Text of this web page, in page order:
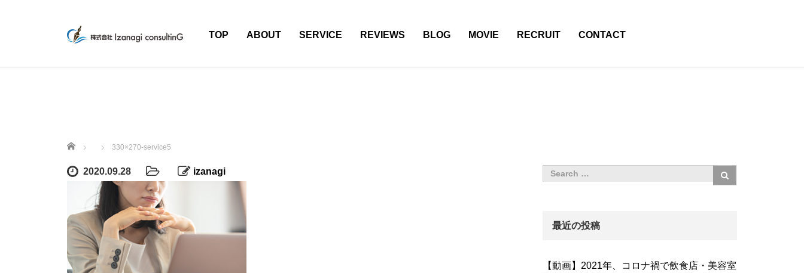
TOP ABOUT SERVICE REVIEWS BLOG MOVIE RECRUIT CONTACT
ホーム 330×270-service5
2020.09.28 izanagi
最近の投稿
【動画】2021年、コロナ禍で飲食店・美容室